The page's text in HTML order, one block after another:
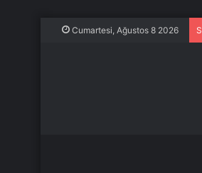
Cumartesi, Ağustos 8 2026